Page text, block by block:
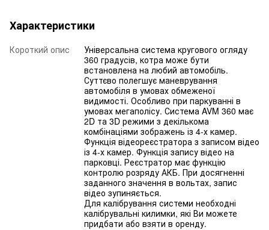
Характеристики
Короткий опис
Універсальна система кругового огляду
360 градусів, котра може бути
встановлена на любий автомобіль.
Суттєво полегшує маневрування
автомобіля в умовах обмеженої
видимості. Особливо при паркуванні в
умовах мегаполісу. Система AVM 360 має
2D та 3D режими з декількома
комбінаціями зображень із 4-х камер.
Функція відеореєстратора з записом відео
із 4-х камер. Функція запису відео на
парковці. Реєстратор має функцію
контролю розряду АКБ. При досягненні
заданного значення в вольтах, запис
відео зупиняється.
Для калібрування системи необходні
калібрувальні килимки, які Ви можете
придбати або взяти в оренду.